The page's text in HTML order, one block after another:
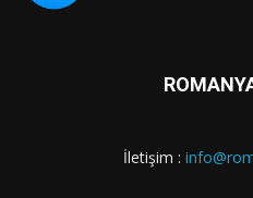
İletişim :